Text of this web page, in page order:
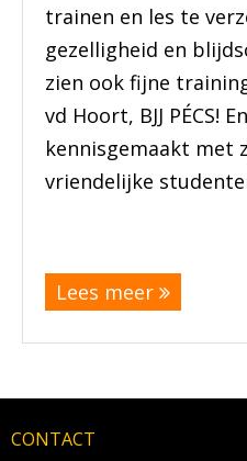
trainen en les te
gezelligheid en
zien ook fijne
vd Hoort, BJJ PÉCS!
kennisgemaakt met
vriendelijke
Lees meer
CONTACT